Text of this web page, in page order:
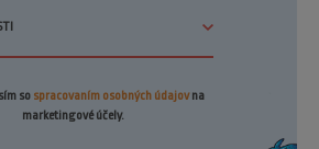
so spracovaním osobných údajovna
marketingové účely.